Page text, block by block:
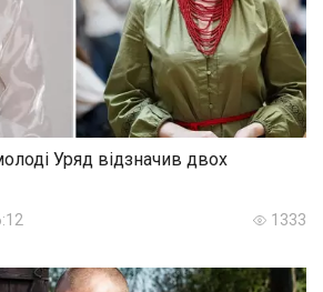
Уряд відзначив двох
1333